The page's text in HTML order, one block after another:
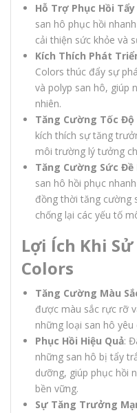
Hỗ Trợ Phục Hồi
san hô phục hồi
cải thiện sức khỏe và
Kích Thích Phát
Colors thúc đẩy sự
và polyp san hô, giúp
nhiên.
Tăng Cường Tốc
kích thích sự tăng
môi trường lý tưởng
Tăng Cường Sức Đề
san hô hồi phục
đồng thời tăng cường
chống lại các yếu tố
Lợi Ích Khi
Colors
Tăng Cường Màu
được màu sắc rực rỡ
những loại san hô
Phục Hồi Hiệu Quả:
những san hô bị tẩy
dưỡng, giúp phục hồi
bền vững.
Sự Tăng Trưởng